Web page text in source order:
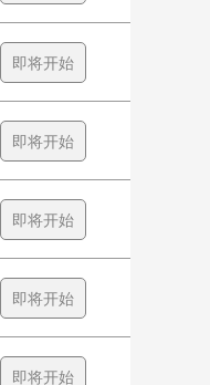
即将开始
即将开始
即将开始
即将开始
即将开始